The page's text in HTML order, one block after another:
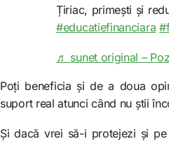
Țiriac, primești și
#educatiefinanciara
♬ sunet original –
Poți beneficia și de a doua
suport real atunci când nu știi
Și dacă vrei să-i protejezi și